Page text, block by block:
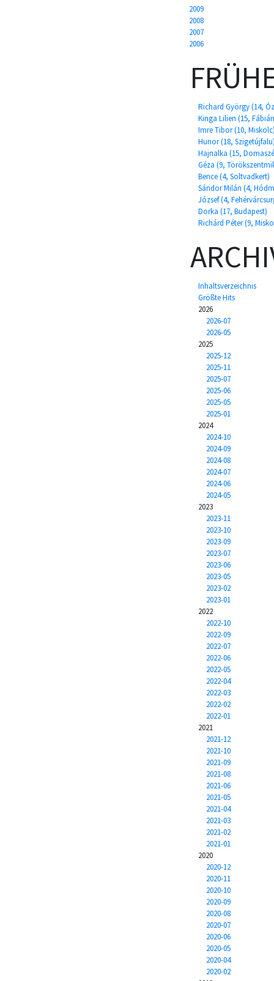
2009
2008
2007
2006
Richard György (14,
Kinga Lilien (15,
Imre Tibor (10,
Hunor (18,
Hajnalka (15,
Géza (9,
Bence (4, Soltvadkert)
Sándor Milán (4,
József (4,
Dorka (17, Budapest)
Richárd Péter (9,
Inhaltsverzeichnis
Größte Hits
2026
2026-07
2026-05
2025
2025-12
2025-11
2025-07
2025-06
2025-05
2025-01
2024
2024-10
2024-09
2024-08
2024-07
2024-06
2024-05
2023
2023-11
2023-10
2023-09
2023-07
2023-06
2023-05
2023-02
2023-01
2022
2022-10
2022-09
2022-07
2022-06
2022-05
2022-04
2022-03
2022-02
2022-01
2021
2021-12
2021-10
2021-09
2021-08
2021-06
2021-05
2021-04
2021-03
2021-02
2021-01
2020
2020-12
2020-11
2020-10
2020-09
2020-08
2020-07
2020-06
2020-05
2020-04
2020-02